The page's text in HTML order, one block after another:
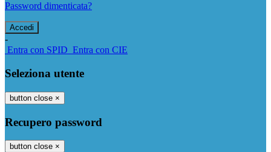
Password dimenticata?
-
Entra con SPID Entra con CIE
Seleziona utente
button close ×
Recupero password
button close ×